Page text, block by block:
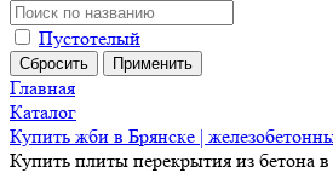
Пустотелый
Главная
Каталог
Купить жби в Брянске |
Купить плиты перекрытия из бетона